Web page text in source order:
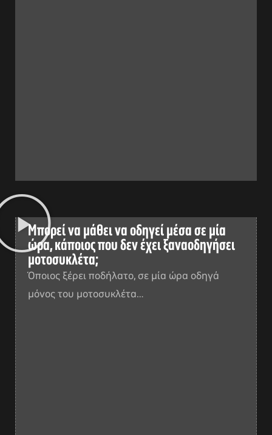
Μπορεί να μάθει να οδηγεί μέσα σε μία
ώρα, κάποιος που δεν έχει ξαναοδηγήσει
μοτοσυκλέτα;
Όποιος ξέρει ποδήλατο, σε μία ώρα οδηγά
μόνος του μοτοσυκλέτα…